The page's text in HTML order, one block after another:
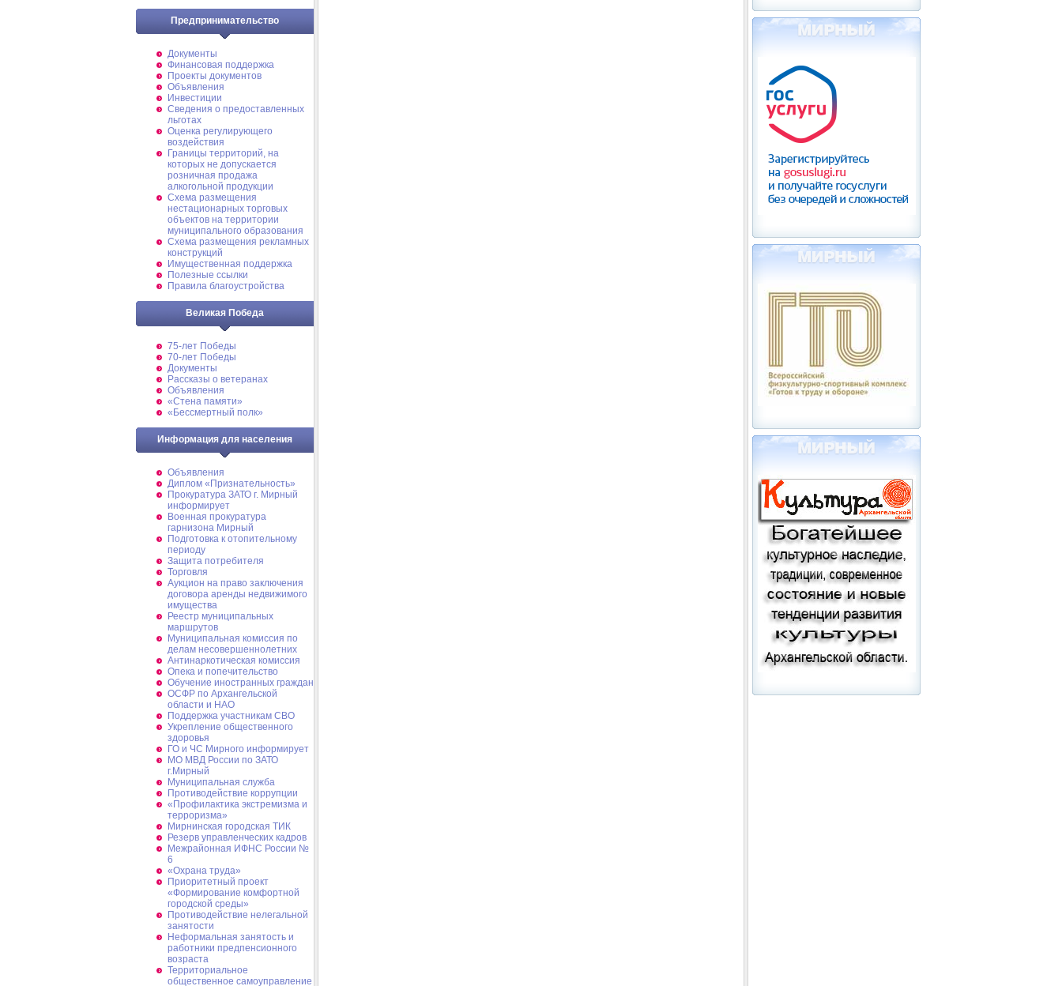
Предпринимательство
Документы
Финансовая поддержка
Проекты документов
Объявления
Инвестиции
Сведения о предоставленных
льготах
Оценка регулирующего
воздействия
Границы территорий, на
которых не допускается
розничная продажа
алкогольной продукции
Схема размещения
нестационарных торговых
объектов на территории
муниципального образования
Схема размещения рекламных
конструкций
Имущественная поддержка
Полезные ссылки
Правила благоустройства
Великая Победа
75-лет Победы
70-лет Победы
Документы
Рассказы о ветеранах
Объявления
«Стена памяти»
«Бессмертный полк»
Информация для населения
Объявления
Диплом «Признательность»
Прокуратура ЗАТО г. Мирный
информирует
Военная прокуратура
гарнизона Мирный
Подготовка к отопительному
периоду
Защита потребителя
Торговля
Аукцион на право заключения
договора аренды недвижимого
имущества
Реестр муниципальных
маршрутов
Муниципальная комиссия по
делам несовершеннолетних
Антинаркотическая комиссия
Опека и попечительство
Обучение иностранных граждан
ОСФР по Архангельской
области и НАО
Поддержка участникам СВО
Укрепление общественного
здоровья
ГО и ЧС Мирного информирует
МО МВД России по ЗАТО
г.Мирный
Муниципальная cлужба
Противодействие коррупции
«Профилактика экстремизма и
терроризма»
Мирнинская городская ТИК
Резерв управленческих кадров
Межрайонная ИФНС России №
6
«Охрана труда»
Приоритетный проект
«Формирование комфортной
городской среды»
Противодействие нелегальной
занятости
Неформальная занятость и
работники предпенсионного
возраста
Территориальное
общественное самоуправление